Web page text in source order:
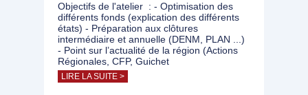
Objectifs de l'atelier : - Optimisation des
différents fonds (explication des différents
états) - Préparation aux clôtures
intermédiaire et annuelle (DENM, PLAN ...)
- Point sur l’actualité de la région (Actions
Régionales, CFP, Guichet
LIRE LA SUITE >